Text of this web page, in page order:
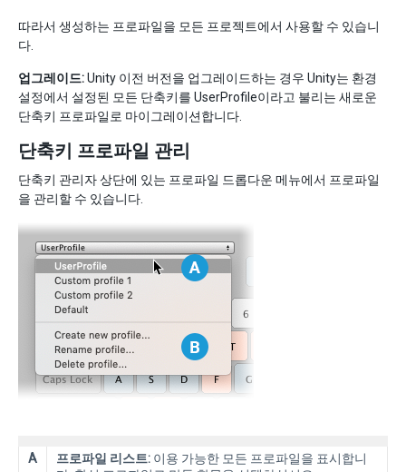
따라서 생성하는 프로파일을 모든 프로젝트에서 사용할 수 있습니
다.
업그레이드:Unity 이전 버전을 업그레이드하는 경우 Unity는 환경
설정에서 설정된 모든 단축키를 UserProfile이라고 불리는 새로운
단축키 프로파일로 마이그레이션합니다.
단축키 프로파일 관리
단축키 관리자 상단에 있는 프로파일 드롭다운 메뉴에서 프로파일
을 관리할 수 있습니다.
A 프로파일 리스트: 이용 가능한 모든 프로파일을 표시합니